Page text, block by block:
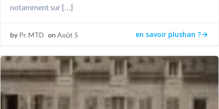
notamment sur […]
by Pr. MTD on Août 5 en savoir plushan ?